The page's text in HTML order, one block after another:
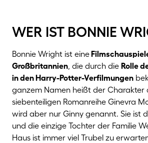
wer ist bonnie
Bonnie Wright ist eine
Großbritannien, die durch die Rolle
in den Harry-Potter-Verfilmungen
ganzem Namen heißt der Charakter
siebenteiligen Romanreihe Ginevra
wird aber nur Ginny genannt. Sie ist
und die einzige Tochter der Familie
Haus ist immer viel Trubel zu